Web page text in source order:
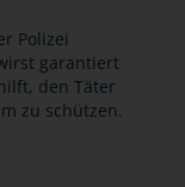
Polizei
garantiert
den Täter
zu schützen.